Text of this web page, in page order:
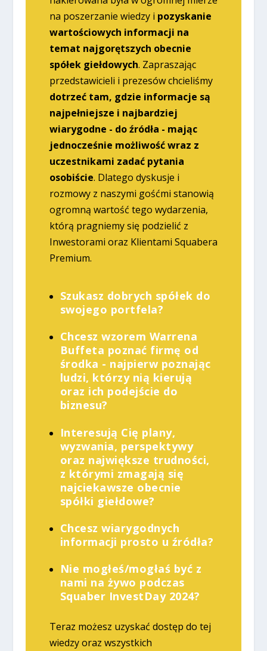
na poszerzanie wiedzy i pozyskanie
wartościowych informacji na
temat najgorętszych obecnie
spółek giełdowych. Zapraszając
przedstawicieli i prezesów chcieliśmy
dotrzeć tam, gdzie informacje są
najpełniejsze i najbardziej
wiarygodne - do źródła - mając
jednocześnie możliwość wraz z
uczestnikami zadać pytania
osobiście. Dlatego dyskusje i
rozmowy z naszymi gośćmi stanowią
ogromną wartość tego wydarzenia,
którą pragniemy się podzielić z
Inwestorami oraz Klientami Squabera
Premium.
Szukasz dobrych spółek do
swojego portfela?
Chcesz wzorem Warrena
Buffeta poznać firmę od
środka - najpierw poznając
ludzi, którzy nią kierują
oraz ich podejście do
biznesu?
Interesują Cię plany,
wyzwania, perspektywy
oraz największe trudności,
z którymi zmagają się
najciekawsze obecnie
spółki giełdowe?
Chcesz wiarygodnych
informacji prosto u źródła?
Nie mogłeś/mogłaś być z
nami na żywo podczas
Squaber InvestDay 2024?
Teraz możesz uzyskać dostęp do tej
wiedzy oraz wszystkich